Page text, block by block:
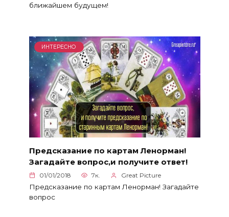
ближайшем будущем!
ИНТЕРЕСНО
Предсказание по картам Ленорман!
Загадайте вопрос,и получите ответ!
01/01/2018 7к. Great Picture
Предсказание по картам Ленорман! Загадайте
вопрос